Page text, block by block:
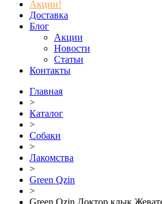
Акции!
Доставка
Блог
Акции
Новости
Статьи
Контакты
Главная
>
Каталог
>
Собаки
>
Лакомства
>
Green Qzin
>
Green Qzin Доктор клык